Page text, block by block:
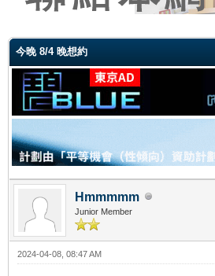
今晚 8/4 晚想約
Hmmmmm
Junior Member
2024-04-08, 08:47 AM